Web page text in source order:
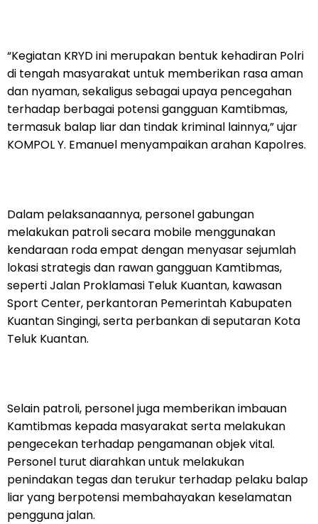
“Kegiatan KRYD ini merupakan bentuk kehadiran Polri
di tengah masyarakat untuk memberikan rasa aman
dan nyaman, sekaligus sebagai upaya pencegahan
terhadap berbagai potensi gangguan Kamtibmas,
termasuk balap liar dan tindak kriminal lainnya,” ujar
KOMPOL Y. Emanuel menyampaikan arahan Kapolres.
Dalam pelaksanaannya, personel gabungan
melakukan patroli secara mobile menggunakan
kendaraan roda empat dengan menyasar sejumlah
lokasi strategis dan rawan gangguan Kamtibmas,
seperti Jalan Proklamasi Teluk Kuantan, kawasan
Sport Center, perkantoran Pemerintah Kabupaten
Kuantan Singingi, serta perbankan di seputaran Kota
Teluk Kuantan.
Selain patroli, personel juga memberikan imbauan
Kamtibmas kepada masyarakat serta melakukan
pengecekan terhadap pengamanan objek vital.
Personel turut diarahkan untuk melakukan
penindakan tegas dan terukur terhadap pelaku balap
liar yang berpotensi membahayakan keselamatan
pengguna jalan.